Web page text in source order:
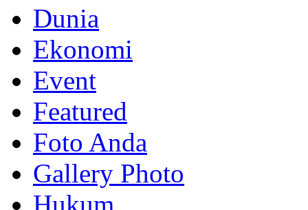
Dunia
Ekonomi
Event
Featured
Foto Anda
Gallery Photo